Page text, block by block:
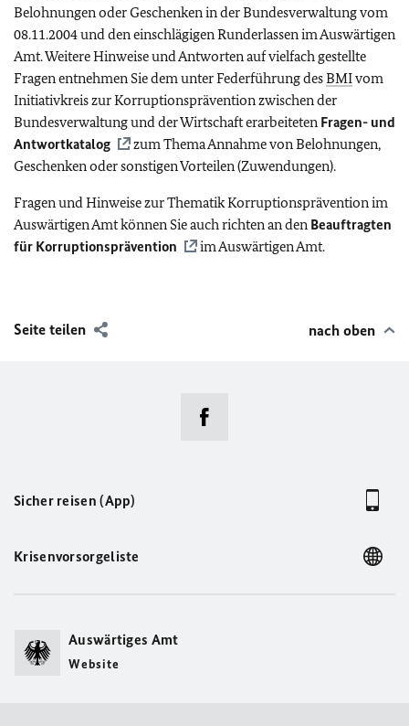
Belohnungen oder Geschenken in der Bundesverwaltung vom
08.11.2004 und den einschlägigen Runderlassen im Auswärtigen
Amt. Weitere Hinweise und Antworten auf vielfach gestellte
Fragen entnehmen Sie dem unter Federführung desBMIvom
Initiativkreis zur Korruptionsprävention zwischen der
Bundesverwaltung und der Wirtschaft erarbeiteten Fragen- und
Antwortkatalog
zum Thema Annahme von Belohnungen,
Geschenken oder sonstigen Vorteilen (Zuwendungen).
Fragen und Hinweise zur Thematik Korruptionsprävention im
Auswärtigen Amt können Sie auch richten an den Beauftragten
für Korruptionsprävention
im Auswärtigen Amt.
Seite teilen nach oben
Sicher reisen (App)
Krisenvorsorgeliste
Auswärtiges Amt
Website